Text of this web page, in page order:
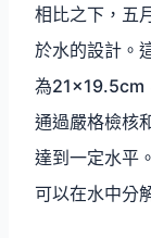
相比之下，五
於水的設計。
為21×19.5cm
通過嚴格檢核
達到一定水平
可以在水中分